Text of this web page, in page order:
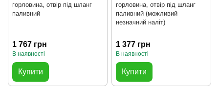
горловина, отвір під шланг
паливний
1 767 грн
В наявності
Купити
горловина, отвір під шланг
паливний (можливий
незначний наліт)
1 377 грн
В наявності
Купити